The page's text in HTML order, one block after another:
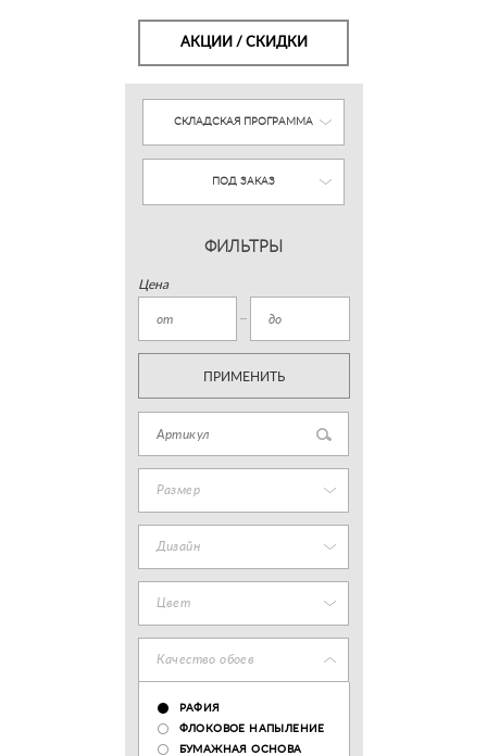
АКЦИИ / СКИДКИ
СКЛАДСКАЯ ПРОГРАММА
ПОД ЗАКАЗ
ФИЛЬТРЫ
Цена
ПРИМЕНИТЬ
Размер
Дизайн
Цвет
Качество обоев
РАФИЯ
ФЛОКОВОЕ НАПЫЛЕНИЕ
БУМАЖНАЯ ОСНОВА